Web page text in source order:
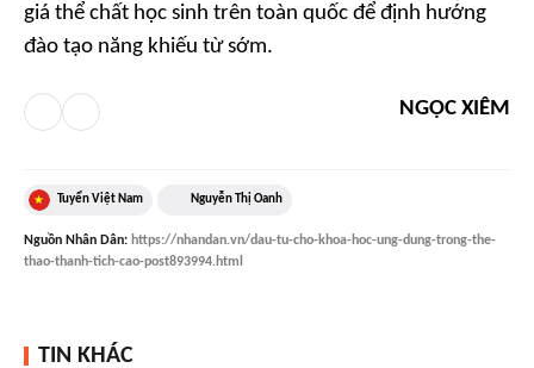
giá thể chất học sinh trên toàn quốc để định hướng
đào tạo năng khiếu từ sớm.
NGỌC XIÊM
Tuyển Việt Nam Nguyễn Thị Oanh
Nguồn Nhân Dân: https://nhandan.vn/dau-tu-cho-khoa-hoc-ung-dung-trong-the-
thao-thanh-tich-cao-post893994.html
TIN KHÁC